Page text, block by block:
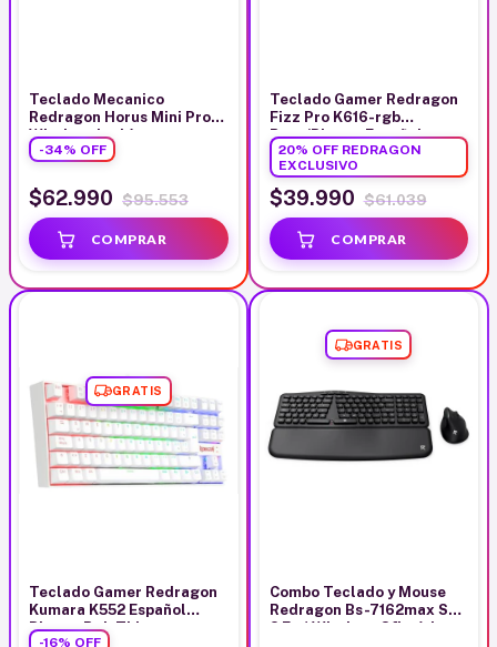
Teclado Mecanico
Redragon Horus Mini Pro
Wireless Inglés
-34% OFF
$62.990 $95.553
Teclado Gamer Redragon
Fizz Pro K616-rgb
Rosa/Blanco Español
20% OFF REDRAGON
EXCLUSIVO
$39.990 $61.039
GRATIS
Teclado Gamer Redragon
Kumara K552 Español
Blanco Rgb Tkl
-16% OFF
GRATIS
Combo Teclado y Mouse
Redragon Bs-7162max Sp
2 En 1 Wireless Ofimática